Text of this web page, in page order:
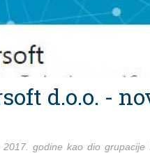
d.o.o. -
godine kao dio grupacije